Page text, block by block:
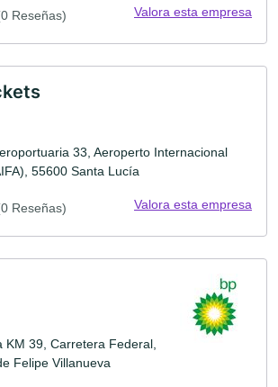
Reseñas) Valora esta empresa
33, Aeroperto Internacional
55600 Santa Lucía
Reseñas) Valora esta empresa
KM 39, Carretera Federal,
Felipe Villanueva